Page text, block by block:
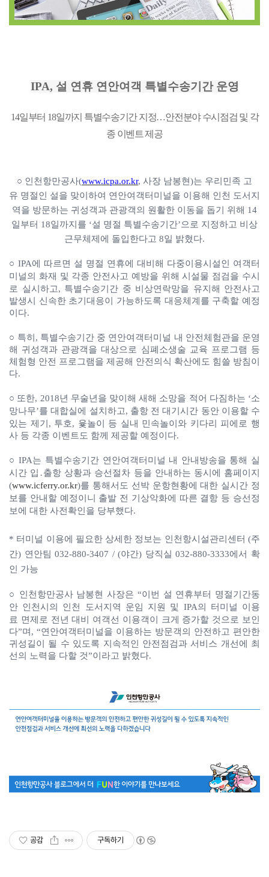
IPA, 설 연휴 연안여객 특별수송기간 운영
14일부터 18일까지 특별수송기간 지정…안전분야 수시점검 및 각
종 이벤트 제공
○ 인천항만공사(www.icpa.or.kr, 사장 남봉현)는 우리민족 고
유 명절인 설을 맞이하여 연안여객터미널을 이용해 인천 도서 지
역을 방문하는 귀성객과 관광객의 원활한 이동을 돕기 위해 14
일부터 18일까지를 ‘설 명절 특별수송기간’으로 지정하고 비상
근무체제에 돌입한다고 8일 밝혔다.
○ IPA에 따르면 설 명절 연휴에 대비해 다중이용시설인 여객터
미널의 화재 및 각종 안전사고 예방을 위해 시설물 점검을 수시
로 실시하고, 특별수송기간 중 비상연락망을 유지해
안전사고
발생시 신속한 초기대응이 가능하도록 대응체계를 구축할 예정
이다.
○ 특히, 특별수송기간 중 연안여객터미널 내 안전체험관을 운영
해 귀성객과 관광객을 대상으로 심폐소생술 교육 프로그램 등
체험형 안전 프로그램을 제공해 안전의식 확산에도 힘쓸 방침이
다.
○ 또한, 2018년 무술년을 맞이해 새해 소망을 적어 다짐하는 ‘소
망나무’를 대합실에 설치하고, 출항 전 대기시간 동안 이용할 수
있는 제기, 투호, 윷놀이 등 실내 민속놀이와 키다리 피에로 행
사 등 각종 이벤트도 함께 제공할 예정이다.
○ IPA는 특별수송기간 연안여객터미널 내 안내방송을 통해
실
시간 입․출항 상황과 승선절차 등을 안내하는 동시에
홈페이지
(www.icferry.or.kr)를 통해서도 선박 운항현황에 대한 실시간 정
보를 안내할 예정이니 출발 전 기상악화에 따른 결항 등 승선정
보에 대한 사전확인을 당부했다.
* 터미널 이용에 필요한 상세한 정보는 인천항시설관리센터 (주
간) 연안팀 032-880-3407 / (야간) 당직실 032-880-3333에서 확
인 가능
○
인천항만공사 남봉현 사장은 “이번 설 연휴부터 명절기간동
안 인천시의 인천 도서지역 운임 지원 및 IPA의 터미널 이용
료 면제로 전년 대비 여객선 이용객이 크게 증가할 것으로 보인
다”며, “연안여객터미널을 이용하는 방문객의 안전하고 편안한
귀성길이 될 수 있도록 지속적인 안전점검과 서비스 개선에 최
선의 노력을 다할 것”이라고 밝혔다.
공감 구독하기